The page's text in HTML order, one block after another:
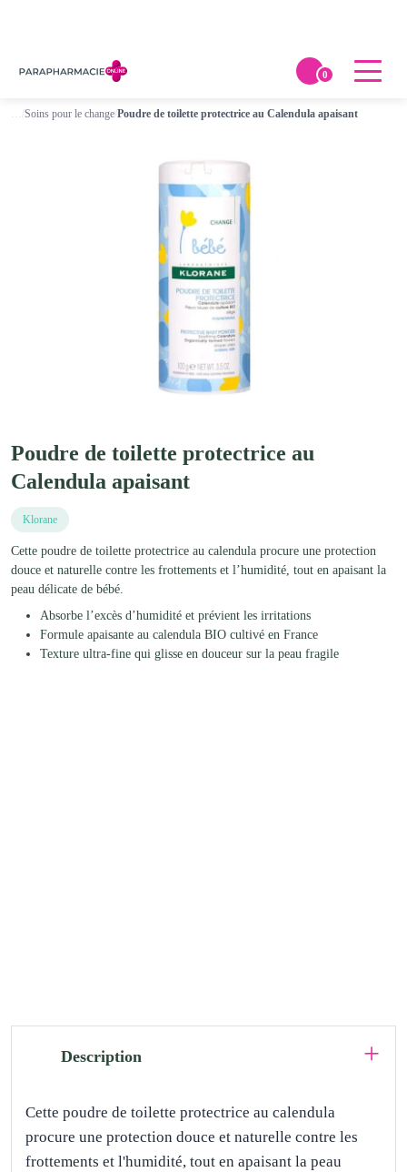
0
…/Soins pour le change/Poudre de toilette protectrice au Calendula apaisant
Poudre de toilette protectrice au
Calendula apaisant
Klorane
Cette poudre de toilette protectrice au calendula procure une protection
douce et naturelle contre les frottements et l’humidité, tout en apaisant la
peau délicate de bébé.
Absorbe l’excès d’humidité et prévient les irritations
Formule apaisante au calendula BIO cultivé en France
Texture ultra-fine qui glisse en douceur sur la peau fragile
Description
Cette poudre de toilette protectrice au calendula
procure une protection douce et naturelle contre les
frottements et l'humidité, tout en apaisant la peau